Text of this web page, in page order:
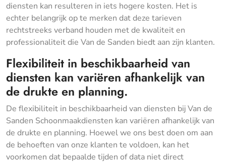
diensten kan resulteren in iets hogere kosten. Het is
echter belangrijk op te merken dat deze tarieven
rechtstreeks verband houden met de kwaliteit en
professionaliteit die Van de Sanden biedt aan zijn klanten.
Flexibiliteit in beschikbaarheid van
diensten kan variëren afhankelijk van
de drukte en planning.
De flexibiliteit in beschikbaarheid van diensten bij Van de
Sanden Schoonmaakdiensten kan variëren afhankelijk van
de drukte en planning. Hoewel we ons best doen om aan
de behoeften van onze klanten te voldoen, kan het
voorkomen dat bepaalde tijden of data niet direct